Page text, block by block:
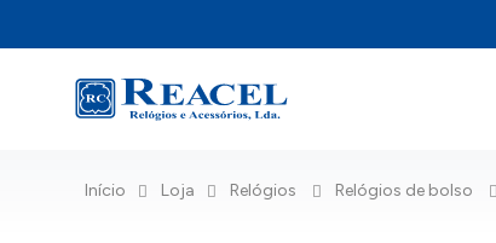
Início Loja Relógios Relógios de bolso